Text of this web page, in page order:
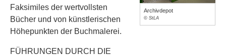
Archivdepot
© StLA
Faksimiles der wertvollsten
Bücher und von künstlerischen
Höhepunkten der Buchmalerei.
FÜHRUNGEN DURCH DIE